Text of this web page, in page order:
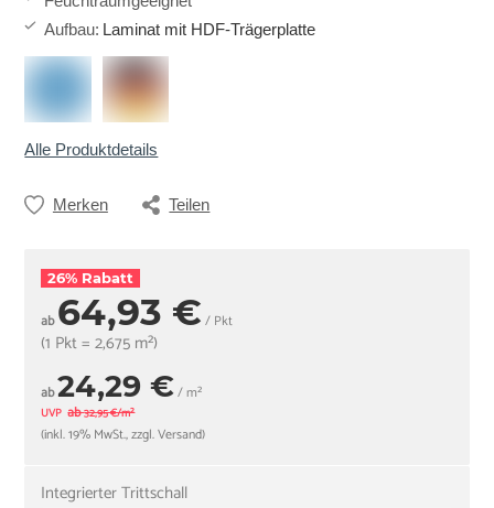
Aufbau: Laminat mit HDF-Trägerplatte
Alle Produktdetails
Merken Teilen
26% Rabatt
ab64,93 € / Pkt
(1 Pkt = 2,675 m²)
ab24,29 €/ m²
UVP ab32,95 €/m²
(inkl. 19% MwSt., zzgl. Versand)
Integrierter Trittschall